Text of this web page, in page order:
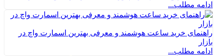
ادامه مطلب...
راهنمای خرید ساعت هوشمند و معرفی بهترین اسمارت واچ در
بازار
ادامه مطلب...